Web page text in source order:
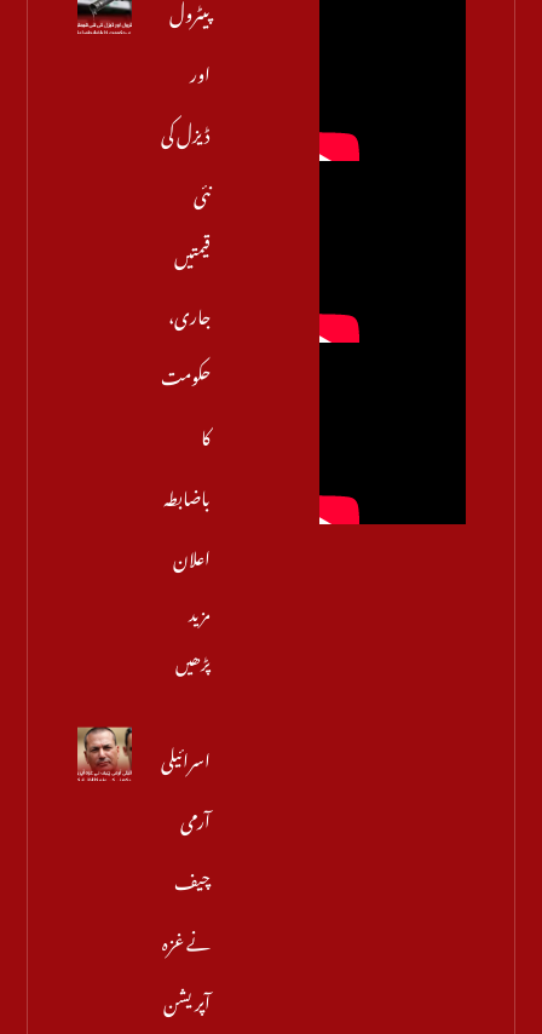
پیٹرول
اور
ڈیزل کی
نئی
قیمتیں
جاری،
حکومت
کا
باضابطہ
اعلان
مزید
پڑھیں
اسرائیلی
آرمی
چیف
نے غزہ
آپریشن